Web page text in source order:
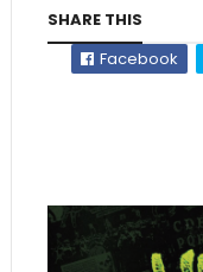
SHARE THIS
Facebook